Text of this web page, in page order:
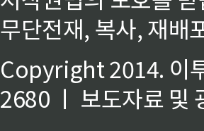
무단전재, 복사, 재배
Copyright 2014. 이
2680 ㅣ 보도자료